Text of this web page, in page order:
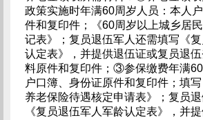
政策实施时年满60周岁人员：本人
件和复印件；《60周岁以上城乡居
记表》；复员退伍军人还需填写《
认定表》，并提供退伍证或复员退
料原件和复印件；③参保缴费年满
户口簿、身份证原件和复印件；填
养老保险待遇核定申请表》；复员
《复员退伍军人军龄认定表》，并